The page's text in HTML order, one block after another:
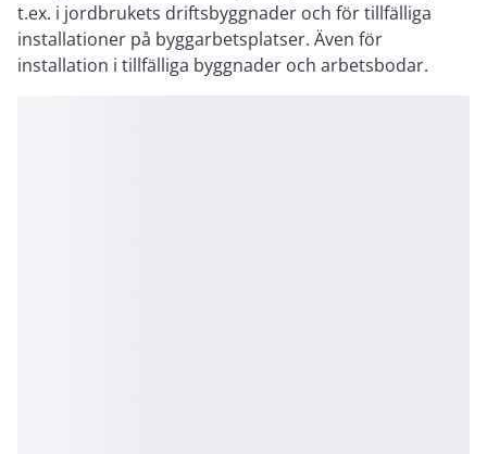
t.ex. i jordbrukets driftsbyggnader och för tillfälliga
installationer på byggarbetsplatser. Även för
installation i tillfälliga byggnader och arbetsbodar.